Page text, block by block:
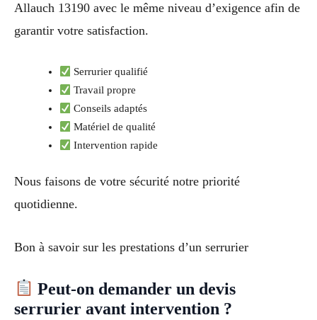
Allauch 13190 avec le même niveau d’exigence afin de
garantir votre satisfaction.
Serrurier qualifié
Travail propre
Conseils adaptés
Matériel de qualité
Intervention rapide
Nous faisons de votre sécurité notre priorité
quotidienne.
Bon à savoir sur les prestations d’un serrurier
Peut-on demander un devis
serrurier avant intervention ?